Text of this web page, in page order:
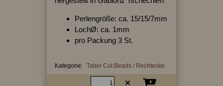
Perlengröße: ca. 15/15/7mm
LochØ: ca. 1mm
pro Packung 3 St.
Kategorie: Tabel Cut Beads / Rechtecke